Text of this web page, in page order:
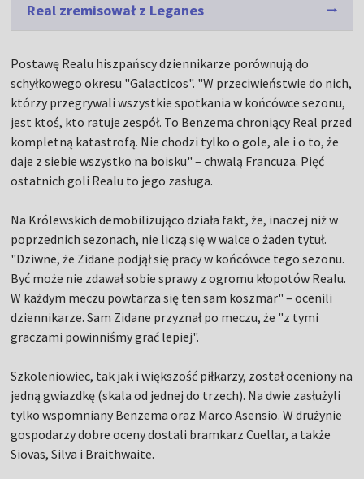
Real zremisował z Leganes
Postawę Realu hiszpańscy dziennikarze porównują do
schyłkowego okresu "Galacticos". "W przeciwieństwie do nich,
którzy przegrywali wszystkie spotkania w końcówce sezonu,
jest ktoś, kto ratuje zespół. To Benzema chroniący Real przed
kompletną katastrofą. Nie chodzi tylko o gole, ale i o to, że
daje z siebie wszystko na boisku" – chwalą Francuza. Pięć
ostatnich goli Realu to jego zasługa.
Na Królewskich demobilizująco działa fakt, że, inaczej niż w
poprzednich sezonach, nie liczą się w walce o żaden tytuł.
"Dziwne, że Zidane podjął się pracy w końcówce tego sezonu.
Być może nie zdawał sobie sprawy z ogromu kłopotów Realu.
W każdym meczu powtarza się ten sam koszmar" – ocenili
dziennikarze. Sam Zidane przyznał po meczu, że "z tymi
graczami powinniśmy grać lepiej".
Szkoleniowiec, tak jak i większość piłkarzy, został oceniony na
jedną gwiazdkę (skala od jednej do trzech). Na dwie zasłużyli
tylko wspomniany Benzema oraz Marco Asensio. W drużynie
gospodarzy dobre oceny dostali bramkarz Cuellar, a także
Siovas, Silva i Braithwaite.